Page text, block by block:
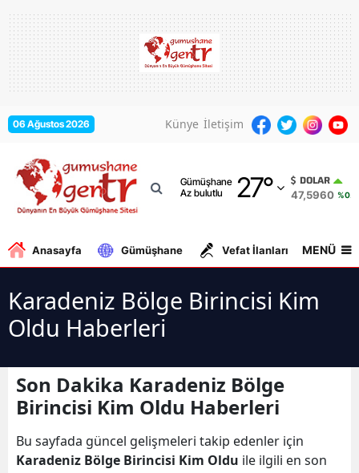
06 Ağustos 2026 Künye İletişim
Gümüşhane
Az bulutlu
27°
Adana
Adıyaman
Afyonkarahisar
Amasya
Antalya
Aydın
Bilecik
Bingöl
Bitlis
DOLAR
47,5960
Anasayfa Gümüşhane Vefat İlanları MENÜ
Karadeniz Bölge Birincisi Kim
Oldu Haberleri
Son Dakika Karadeniz Bölge
Birincisi Kim Oldu Haberleri
Bu sayfada güncel gelişmeleri takip edenler için
Karadeniz Bölge Birincisi Kim Oldu ile ilgili en son